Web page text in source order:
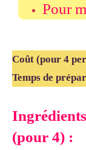
Pour
Coût (pour 4
Temps de
Ingrédients
(pour 4) :